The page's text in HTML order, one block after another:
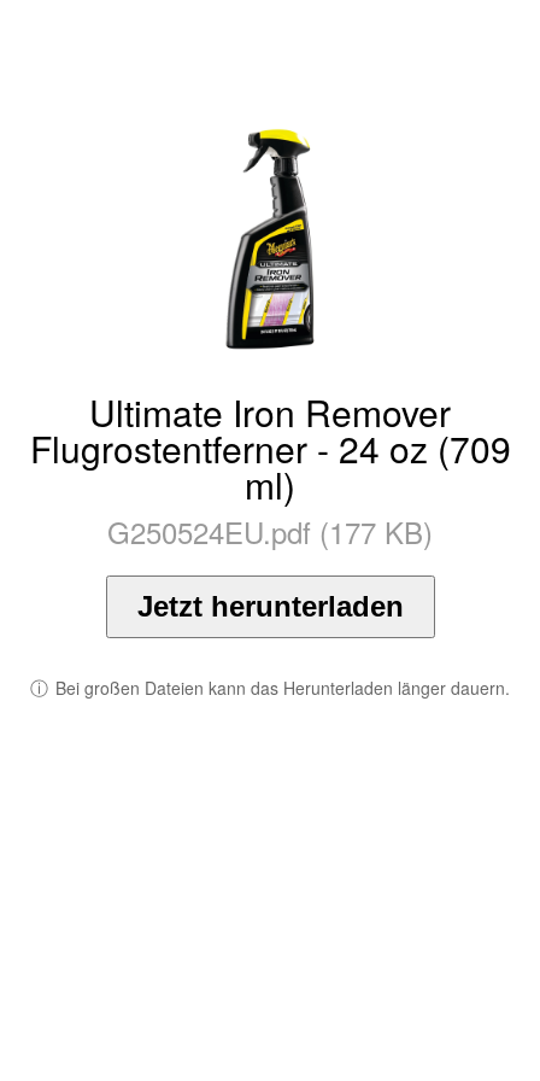
Ultimate Iron Remover
Flugrostentferner - 24 oz (709
ml)
G250524EU.pdf (177 KB)
Jetzt herunterladen
ⓘ Bei großen Dateien kann das Herunterladen länger dauern.